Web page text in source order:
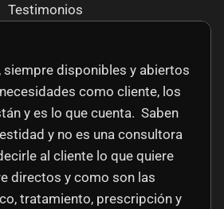
Testimonios
siempre disponibles y abiertos
como cliente, los
y es lo que cuenta.  Saben
y no es una consultora
al cliente lo que quiere
directos y como son las
tratamiento, prescripción y